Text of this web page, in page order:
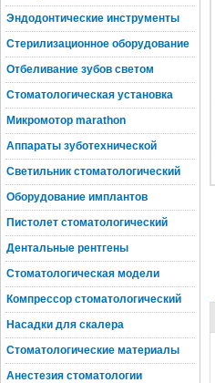
Эндодонтические инструменты
Стерилизационное оборудование
Отбеливание зубов светом
Стоматологическая установка
Микромотор marathon
Аппараты зуботехнической
Светильник стоматологический
Оборудование имплантов
Пистолет стоматологический
Дентальные рентгены
Стоматологическая модели
Компрессор стоматологический
Насадки для скалера
Стоматологические материалы
Анестезия стоматологии